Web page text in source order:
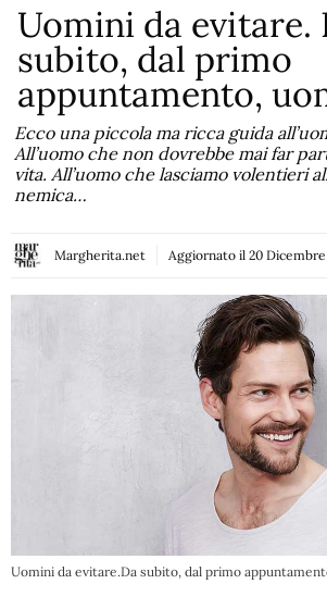
Uomini da evitare.
subito, dal primo
appuntamento,
Ecco una piccola ma ricca guida
All’uomo che non dovrebbe mai far
vita. All’uomo che lasciamo volentieri
nemica…
Margherita.net Aggiornato il 20 Dicembre
Uomini da evitare.Da subito, dal primo